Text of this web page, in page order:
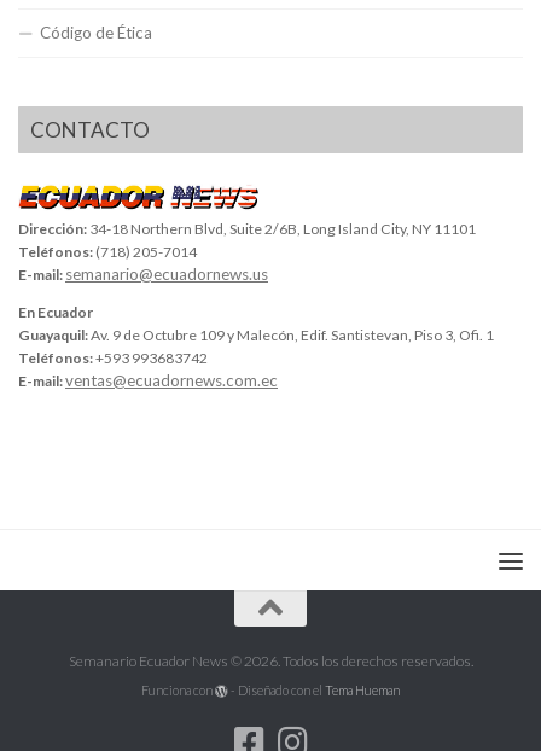
Código de Ética
CONTACTO
Dirección: 34-18 Northern Blvd, Suite 2/6B, Long Island City, NY 11101
Teléfonos: (718) 205-7014
E-mail: semanario@ecuadornews.us
En Ecuador
Guayaquil:Av. 9 de Octubre 109 y Malecón, Edif. Santistevan, Piso 3, Ofi. 1
Teléfonos:+593 993683742
E-mail:ventas@ecuadornews.com.ec
Semanario Ecuador News © 2026. Todos los derechos reservados.
Funciona con - Diseñado con el Tema Hueman